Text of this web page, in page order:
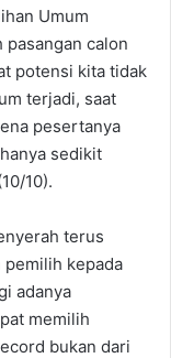
Umum
pasangan calon
potensi kita tidak
terjadi, saat
pesertanya
sedikit
10).
terus
kepada
adanya
memilih
bukan dari